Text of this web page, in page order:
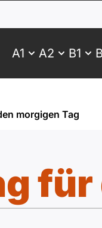
A1 A2 B1
morgigen Tag
für